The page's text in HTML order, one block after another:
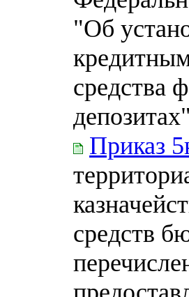
"Об
средства
депозитах"
Приказ
средств